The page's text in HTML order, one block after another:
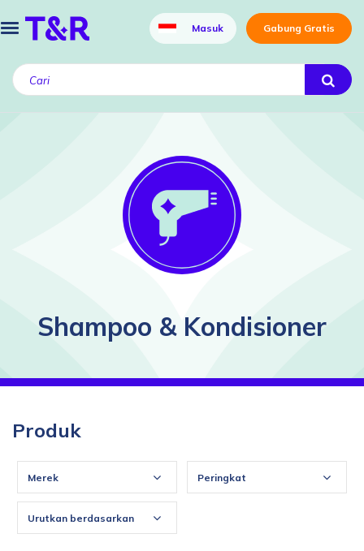
Masuk Gabung Gratis
Shampoo & Kondisioner
Produk
Merek Peringkat
Urutkan berdasarkan